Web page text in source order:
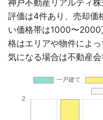
神戸不動産リアルティ
評価は4件あり、売却価
い価格帯は1000〜2000
格はエリアや物件によっ
気になる場合は不動産会